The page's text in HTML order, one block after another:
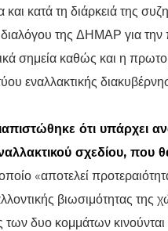
κατά τη διάρκειά της
της ΔΗΜΑΡ για
σημεία καθώς και η
εναλλακτικής
ότι υπάρχει
σχεδίου, που
«αποτελεί
βιωσιμότητας
των δυο κομμάτων